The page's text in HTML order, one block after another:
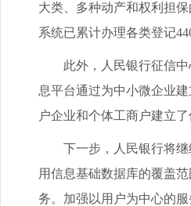
大类、多种动产和权利担
系统已累计办理各类登记
此外，人民银行征信中心
息平台通过为中小微企业
户企业和个体工商户建立
下一步，人民银行将继续
用信息基础数据库的覆盖
务。加强以用户为中心的